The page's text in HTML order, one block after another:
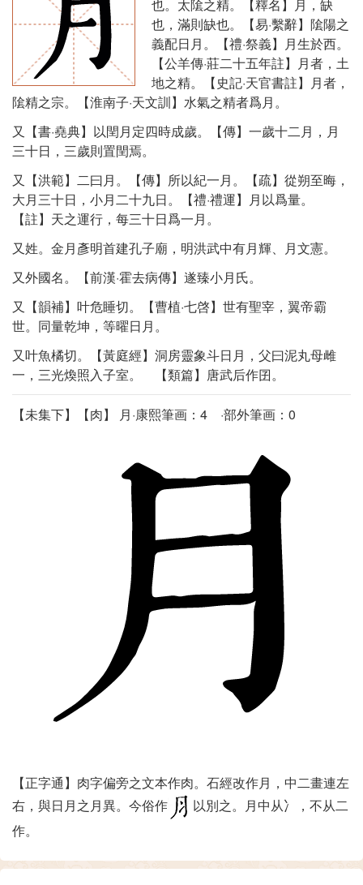
也。太隂之精。【釋名】月，缺
也，滿則缺也。【易·繫辭】隂陽之
義配日月。【禮·祭義】月生於西。
【公羊傳·莊二十五年註】月者，土
地之精。【史記·天官書註】月者，
隂精之宗。【淮南子·天文訓】水氣之精者爲月。
又【書·堯典】以閏月定四時成歲。【傳】一歲十二月，月
三十日，三歲則置閏焉。
又【洪範】二曰月。【傳】所以紀一月。【疏】從朔至晦，
大月三十日，小月二十九日。【禮·禮運】月以爲量。
【註】天之運行，每三十日爲一月。
又姓。金月彥明首建孔子廟，明洪武中有月輝、月文憲。
又外國名。【前漢·霍去病傳】遂臻小月氏。
又【韻補】叶危睡切。【曹植·七啓】世有聖宰，翼帝霸
世。同量乾坤，等曜日月。
又叶魚橘切。【黃庭經】洞房靈象斗日月，父曰泥丸母雌
一，三光煥照入子室。 【類篇】唐武后作囝。
【未集下】【肉】 月·康熙筆画：4 ·部外筆画：0
【正字通】肉字偏旁之文本作肉。石經改作月，中二畫連左
右，與日月之月異。今俗作
以別之。月中从冫，不从二
作。